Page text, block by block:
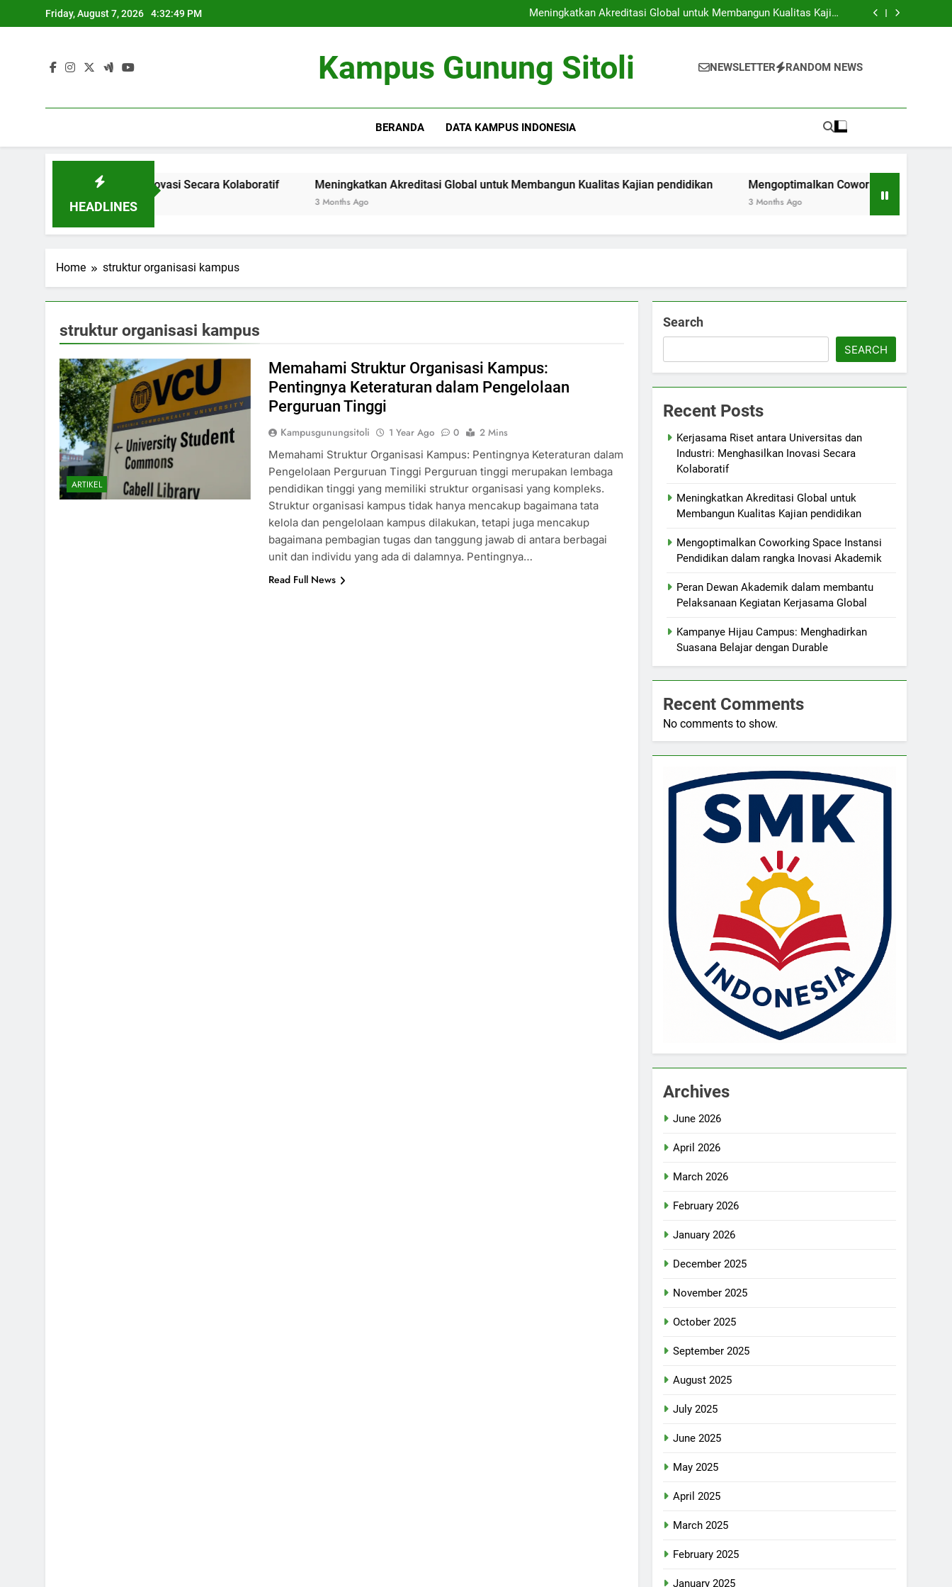
to
Friday, August 7, 2026 4:32:49 PM
Secara Kolaboratif
Meningkatkan Akreditasi Global untuk Membangun Kualitas Kajian
pendidikan
Mengoptimalkan Coworking Space Instansi Pendidikan dalam rangka
Secara Kolaboratif
Meningkatkan Akreditasi Global untuk Membangun Kualitas Kajian
Mengoptimalkan Coworking Space Instansi Pendidikan dalam rangka
Kampus Gunung Sitoli NEWSLETTER RANDOM NEWS
BERANDA DATA KAMPUS INDONESIA
HEADLINES
Menghasilkan Inovasi Secara Kolaboratif Meningkatkan Akreditasi Global untuk Membangun Kualitas Kajian pendidikan
3 Months Ago
Mengoptimalkan Coworking Space Instansi
3 Months Ago
Home struktur organisasi kampus
struktur organisasi kampus
ARTIKEL
Memahami Struktur Organisasi Kampus:
Pentingnya Keteraturan dalam Pengelolaan
Perguruan Tinggi
Kampusgunungsitoli 1 Year Ago 0
2 Mins
Memahami Struktur Organisasi Kampus: Pentingnya Keteraturan dalam
Pengelolaan Perguruan Tinggi Perguruan tinggi merupakan lembaga
pendidikan tinggi yang memiliki struktur organisasi yang kompleks.
Struktur organisasi kampus tidak hanya mencakup bagaimana tata
kelola dan pengelolaan kampus dilakukan, tetapi juga mencakup
bagaimana pembagian tugas dan tanggung jawab di antara berbagai
unit dan individu yang ada di dalamnya. Pentingnya…
Read Full News
Search
SEARCH
Recent Posts
Kerjasama Riset antara Universitas dan
Industri: Menghasilkan Inovasi Secara
Kolaboratif
Meningkatkan Akreditasi Global untuk
Membangun Kualitas Kajian pendidikan
Mengoptimalkan Coworking Space Instansi
Pendidikan dalam rangka Inovasi Akademik
Peran Dewan Akademik dalam membantu
Pelaksanaan Kegiatan Kerjasama Global
Kampanye Hijau Campus: Menghadirkan
Suasana Belajar dengan Durable
Recent Comments
No comments to show.
Archives
June 2026
April 2026
March 2026
February 2026
January 2026
December 2025
November 2025
October 2025
September 2025
August 2025
July 2025
June 2025
May 2025
April 2025
March 2025
February 2025
January 2025